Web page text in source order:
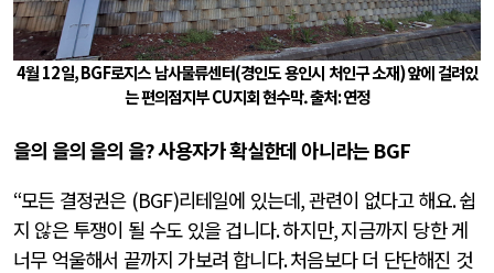
4월12일, BGF로지스 남사물류센터(경인도 용인시 처인구 소재)앞에 걸려있
는 편의점지부CU지회 현수막.출처:연정
을의 을의 을의 을?사용자가 확실한데 아니라는 BGF
“모든 결정권은 (BGF)리테일에 있는데,관련이 없다고 해요.쉽
지 않은 투쟁이 될 수도 있을 겁니다.하지만,지금까지 당한 게
너무 억울해서 끝까지 가보려 합니다.처음보다 더 단단해진 것